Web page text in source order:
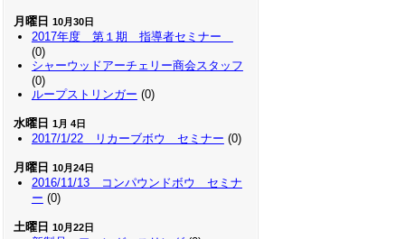
月曜日 10月30日
2017年度 第１期 指導者セミナー
(0)
シャーウッドアーチェリー商会スタッフ
(0)
ループストリンガー (0)
水曜日 1月 4日
2017/1/22 リカーブボウ セミナー (0)
月曜日 10月24日
2016/11/13 コンパウンドボウ セミナ
ー (0)
土曜日 10月22日